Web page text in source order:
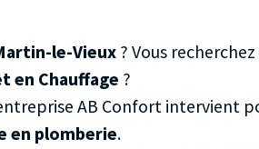
le-Vieux ? Vous recherchez
en Chauffage ?
AB Confort intervient
en plomberie.